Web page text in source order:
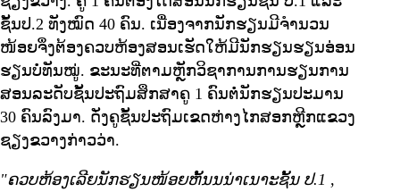
ຊັ້ນປ.2 ທັງໝົດ 40 ຄົນ. ເນື່ອງຈາກນັກຮຽນມີຈຳນວນ
ໜ້ອຍຈຶ່ງຕ້ອງຄວບຫ້ອງສອນເຮັດໃຫ້ມີນັກຮຽນຮຽນອ່ອນ
ຮຽນບໍ່ທັນໝູ່. ຂະນະທີ່ຕາມຫຼັກວິຊາການການຮຽນການ
ສອນລະດັບຊັ້ນປະຖົມສຶກສາຄູ 1 ຄົນຕໍ່ນັກຮຽນປະມານ
30 ຄົນລົງມາ. ດັ່ງຄູຊັ້ນປະຖົມເຂດຫ່າງໄກສອກຫຼີກແຂວງ
ຊຽງຂວາງກ່າວວ່າ.
"ຄວບຫ້ອງເລີຍນັກຮຽນໜ້ອຍຫັ້ນນນ່າເນາະຊັ້ນ ປ.1 ,